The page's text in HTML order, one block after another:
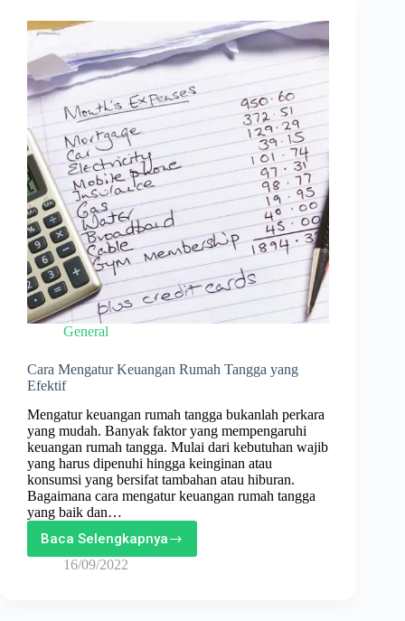
General
Cara Mengatur Keuangan Rumah Tangga yang
Efektif
Mengatur keuangan rumah tangga bukanlah perkara
yang mudah. Banyak faktor yang mempengaruhi
keuangan rumah tangga. Mulai dari kebutuhan wajib
yang harus dipenuhi hingga keinginan atau
konsumsi yang bersifat tambahan atau hiburan.
Bagaimana cara mengatur keuangan rumah tangga
yang baik dan…
Baca Selengkapnya
Cara
Mengatur
16/09/2022